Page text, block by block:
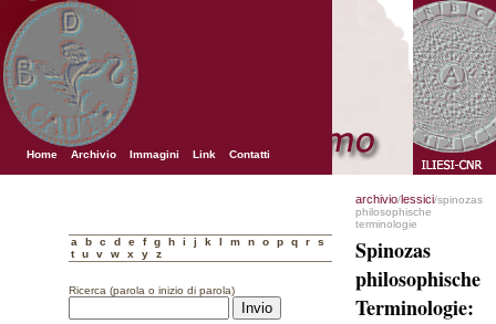
Home Archivio Immagini Link Contatti
a b c d e f g h i j k l m n o p q r
s
t
u v w x y z
Ricerca (parola o inizio di parola)
archivio/lessici/spinozas
philosophische
terminologie
Spinozas
philosophische
Terminologie: